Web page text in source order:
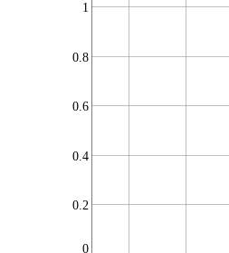
0
0.2
0.4
0.6
0.8
1